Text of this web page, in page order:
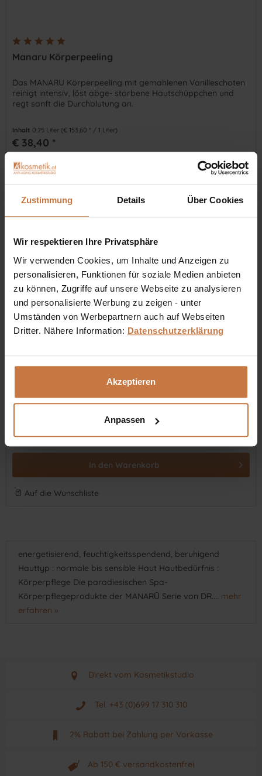
Zustimmung Details Über Cookies
Wir respektieren Ihre Privatsphäre
Wir verwenden Cookies, um Inhalte und Anzeigen zu
personalisieren, Funktionen für soziale Medien anbieten
zu können, Zugriffe auf unsere Webseite zu analysieren
und personalisierte Werbung zu zeigen - unter
Umständen von Werbepartnern auch auf Webseiten
Dritter. Nähere Information: Datenschutzerklärung
Akzeptieren
Anpassen
Manaru Körperpeeling
Das MANARU Körperpeeling mit gemahlenen Vanilleschoten
reinigt intensiv, löst abge- storbene Hautschüppchen und
regt sanft die Durchblutung an.
Inhalt 0.25 Liter (€ 153,60 * / 1 Liter)
€ 38,40 *
Auf die Wunschliste
Die MANARŪ Handcreme ist die Intensivpflege für nachhaltig
gepflegte und geschmeidige Hände.
(€ 278,67 * / 1 Liter)
€ 20,90 *
In den Warenkorb
Auf die Wunschliste
energetisierend, feuchtigkeitsspendend, beruhigend
Hauttyp : normale bis sensible Haut Hautbedürfnis :
Körperpflege Die paradiesischen Spa-
Körperpflegeprodukte der MANARŪ Serie von DR.... mehr
erfahren »
Direkt vom Kosmetikstudio
Aus Graz - Österreich
Tel. +43 (0)699 17 310 310
Mo - Fr. von 9 - 17 Uhr
2% Rabatt bei Zahlung per Vorkasse
Neuwertiges & aktuelles Produkt
Ab 150 € versandkostenfrei